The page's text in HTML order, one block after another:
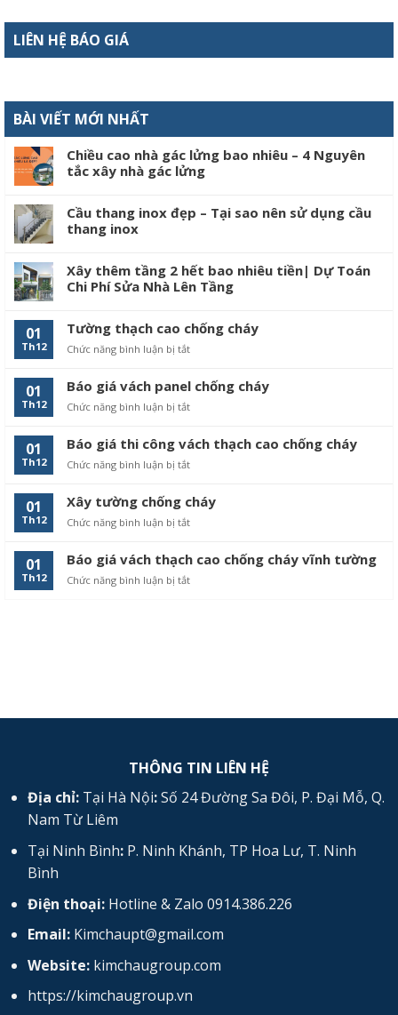
LIÊN HỆ BÁO GIÁ
BÀI VIẾT MỚI NHẤT
Chiều cao nhà gác lửng bao nhiêu – 4 Nguyên
tắc xây nhà gác lửng
Cầu thang inox đẹp – Tại sao nên sử dụng cầu
thang inox
Xây thêm tầng 2 hết bao nhiêu tiền| Dự Toán
Chi Phí Sửa Nhà Lên Tầng
01
Th12
Tường thạch cao chống cháy
Chức năng bình luận bị tắt
thạch
cao
01
Th12
Báo giá vách panel chống cháy
Chức năng bình luận bị tắt
giá
vách
cháy
01
Th12
Báo giá thi công vách thạch cao chống cháy
Chức năng bình luận bị tắt
giá
thi
thạch
01
Th12
Xây tường chống cháy
Chức năng bình luận bị tắt
chống
01
Th12
Báo giá vách thạch cao chống cháy vĩnh tường
Chức năng bình luận bị tắt
tường
THÔNG TIN LIÊN HỆ
Địa chỉ:Tại Hà Nội:Số 24 Đường Sa Đôi, P. Đại Mỗ, Q.
Nam Từ Liêm
Tại Ninh Bình:P. Ninh Khánh, TP Hoa Lư, T. Ninh
Bình
Điện thoại:Hotline & Zalo 0914.386.226
Email:Kimchaupt@gmail.com
Website: kimchaugroup.com
https://kimchaugroup.vn